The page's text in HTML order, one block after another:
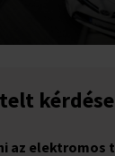
az elektromos